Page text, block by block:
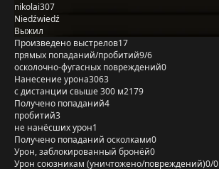
nikolai307
Niedźwiedź
Выжил
Произведено выстрелов17
прямых попаданий/пробитий9/6
осколочно-фугасных повреждений0
Нанесение урона3063
с дистанции свыше 300 м2179
Получено попаданий4
пробитий3
не нанёсших урон1
Получено попаданий осколками0
Урон, заблокированный бронёй0
Урон союзникам (уничтожено/повреждений)0/0